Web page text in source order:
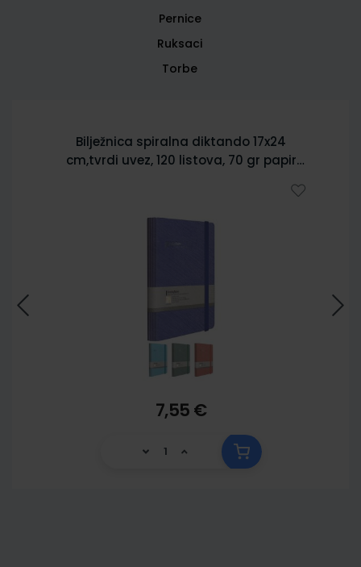
Pernice
Ruksaci
Torbe
Bilježnica spiralna diktando 17x24
cm,tvrdi uvez, 120 listova, 70 gr papir
7,55 €